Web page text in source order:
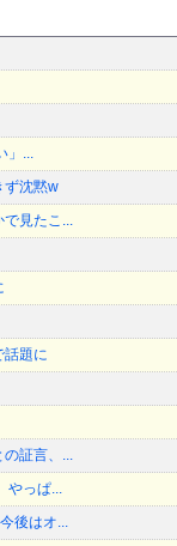
」...
ず沈黙w
で見たこ...
話題に
証言、...
やっぱ...
後はオ...